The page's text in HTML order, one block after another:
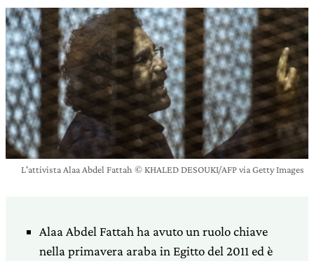
L'attivista Alaa Abdel Fattah © KHALED DESOUKI/AFP via Getty Images
Alaa Abdel Fattah ha avuto un ruolo chiave
nella primavera araba in Egitto del 2011 ed è